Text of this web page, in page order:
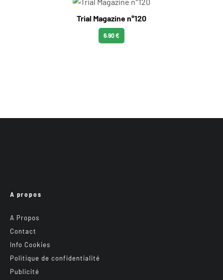
Trial Magazine n°120
6.90 €
A propos
A Propos
Contact
Info Cookies
Politique de confidentialité
Publicité